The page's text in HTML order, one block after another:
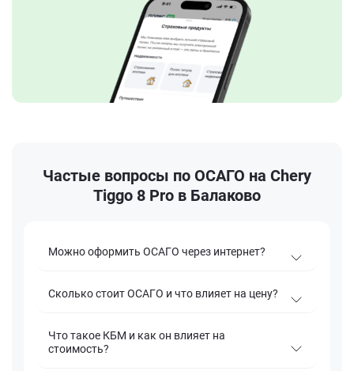
Частые вопросы по ОСАГО на Chery
Tiggo 8 Pro в Балаково
Можно оформить ОСАГО через интернет?
Сколько стоит ОСАГО и что влияет на цену?
Что такое КБМ и как он влияет на
стоимость?